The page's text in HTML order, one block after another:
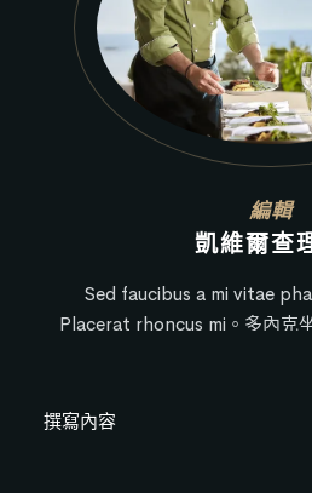
編輯
凱維爾查
Sed faucibus a mi vitae
Placerat rhoncus mi。多內克